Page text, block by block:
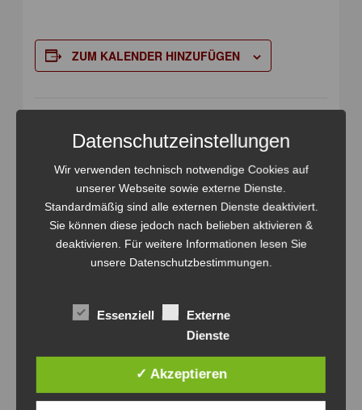
ZUM KALENDER HINZUFÜGEN
Datum:
Mai 2
12:45 - 16:15
Weinwanderweg
Website:
Stadtführung
Weinwanderweg
Telefon
01797851455
Veranstalter-Website
anzeigen
Datenschutzeinstellungen
Wir verwenden technisch notwendige Cookies auf
unserer Webseite sowie externe Dienste.
Standardmäßig sind alle externen Dienste deaktiviert.
Sie können diese jedoch nach belieben aktivieren &
deaktivieren. Für weitere Informationen lesen Sie
unsere Datenschutzbestimmungen.
Essenziell
Externe
Dienste
✓ Akzeptieren